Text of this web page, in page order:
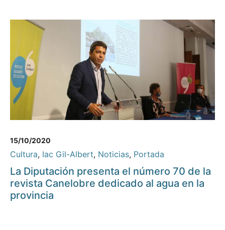
15/10/2020
Cultura, Iac Gil-Albert, Noticias, Portada
La Diputación presenta el número 70 de la
revista Canelobre dedicado al agua en la
provincia